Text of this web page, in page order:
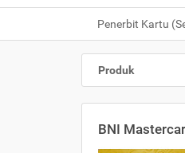
Penerbit Kartu
Produk
BNI